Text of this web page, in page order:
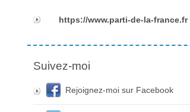
https://www.parti-de-la-france.fr
Suivez-moi
Rejoignez-moi sur Facebook